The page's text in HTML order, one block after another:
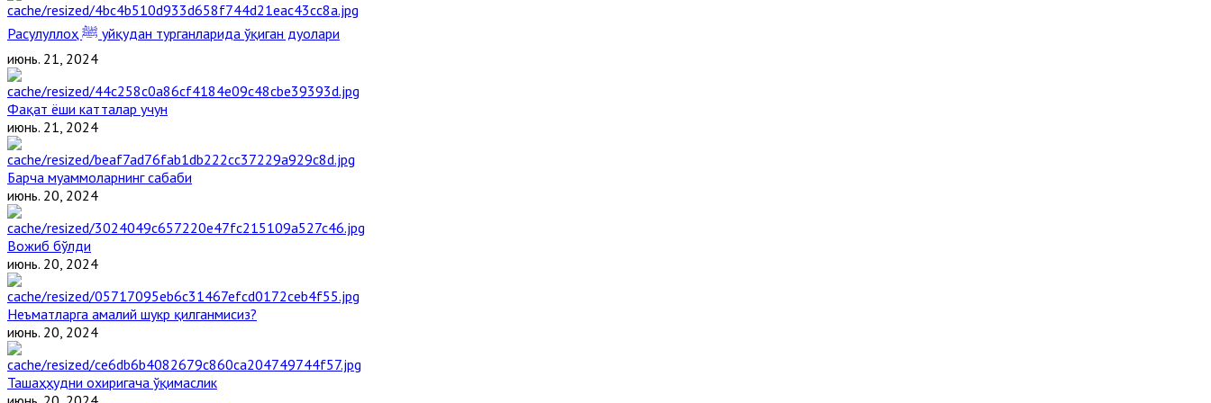
Расулуллоҳ ﷺ уйқудан турганларида ўқиган дуолари
июнь. 21, 2024
Фақат ёши катталар учун
июнь. 21, 2024
Барча муаммоларнинг сабаби
июнь. 20, 2024
Вожиб бўлди
июнь. 20, 2024
Неъматларга амалий шукр қилганмисиз?
июнь. 20, 2024
Ташаҳҳудни охиригача ўқимаслик